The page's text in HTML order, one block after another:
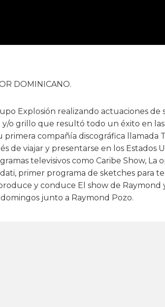
DOMINICANO.
Explosión realizando actuaciones de
o grillo que resultó todo un éxito en
compañía discográfica llamada
de viajar y presentarse en los Estados
televisivos como Caribe Show, La
primer programa de sketches para
y conduce El show de Raymond
junto a Raymond Pozo.